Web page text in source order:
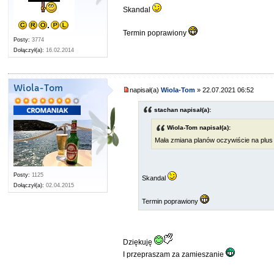
Posty: 3774
Dołączył(a): 16.02.2014
Skandal
Termin poprawiony
Wiola-Tom
Posty: 1125
Dołączył(a): 02.04.2015
napisał(a)Wiola-Tom » 22.07.2021 06:52
stachan napisał(a):
Wiola-Tom napisał(a):
Mała zmiana planów oczywiście na
Skandal
Termin poprawiony
Dziękuję
I przepraszam za zamieszanie